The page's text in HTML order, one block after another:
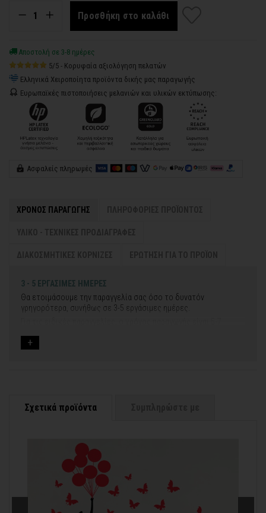
Προσθήκη στο καλάθι
Αποστολή σε 3-8 ημέρες
5/5 - Κορυφαία αξιολόγηση πελατών
Ελληνικά Χειροποίητα προϊόντα δικής μας παραγωγής
Ευρωπαϊκές πιστοποιήσεις μελανιών και υλικών εκτύπωσης:
Ασφαλείς πληρωμές
ΧΡΟΝΟΣ ΠΑΡΑΓΩΓΗΣ
3 - 5 ΕΡΓΑΣΙΜΕΣ ΗΜΕΡΕΣ
Θα ετοιμάσουμε την παραγγελία σας όσο το δυνατόν
γρηγορότερα, συνήθως σε 3-5 εργάσιμες ημέρες.
Εφόσον επιλέξετε να προσθέσετε και διακοσμητική κορνίζα
λίγος περισσότερος χρόνος για να παραδοθεί.
Μπορείτε πάντα να επικοινωνείτε μαζί μας για περισσότερες
πληροφορίες στο
contact@thinkart.gr
Σχετικά προϊόντα